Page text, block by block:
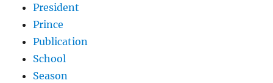
President
Prince
Publication
School
Season